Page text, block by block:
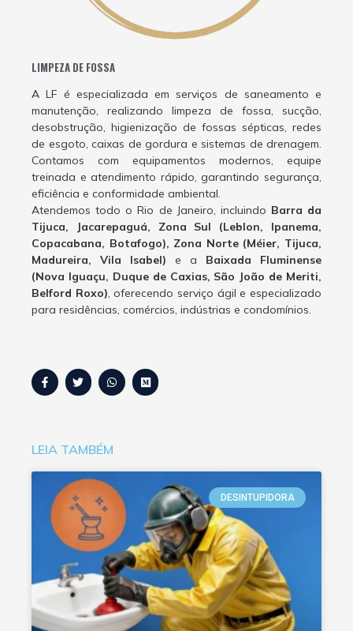
LIMPEZA DE FOSSA
A LF é especializada em serviços de saneamento e
manutenção, realizando limpeza de fossa, sucção,
desobstrução, higienização de fossas sépticas, redes
de esgoto, caixas de gordura e sistemas de drenagem.
Contamos com equipamentos modernos, equipe
treinada e atendimento rápido, garantindo segurança,
eficiência e conformidade ambiental.
Atendemos todo o Rio de Janeiro, incluindo Barra da
Tijuca, Jacarepaguá, Zona Sul (Leblon, Ipanema,
Copacabana, Botafogo), Zona Norte (Méier, Tijuca,
Madureira, Vila Isabel) e a Baixada Fluminense
(Nova Iguaçu, Duque de Caxias, São João de Meriti,
Belford Roxo), oferecendo serviço ágil e especializado
para residências, comércios, indústrias e condomínios.
LEIA TAMBÉM
DESINTUPIDORA